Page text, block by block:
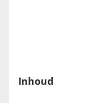
Inhoud